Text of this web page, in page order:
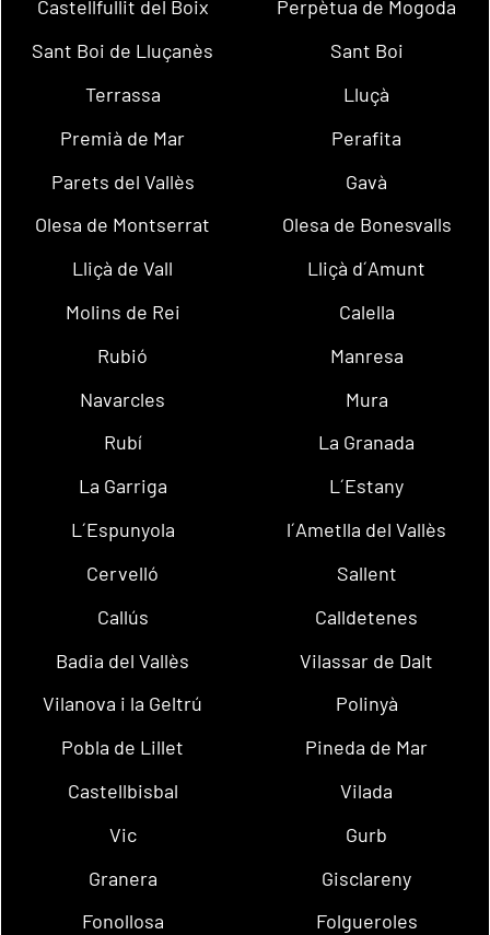
Castellfullit del Boix
Perpètua de Mogoda
Sant Boi de Lluçanès
Sant Boi
Terrassa
Lluçà
Premià de Mar
Perafita
Parets del Vallès
Gavà
Olesa de Montserrat
Olesa de Bonesvalls
Lliçà de Vall
Lliçà d´Amunt
Molins de Rei
Calella
Rubió
Manresa
Navarcles
Mura
Rubí
La Granada
La Garriga
L´Estany
L´Espunyola
l´Ametlla del Vallès
Cervelló
Sallent
Callús
Calldetenes
Badia del Vallès
Vilassar de Dalt
Vilanova i la Geltrú
Polinyà
Pobla de Lillet
Pineda de Mar
Castellbisbal
Vilada
Vic
Gurb
Granera
Gisclareny
Fonollosa
Folgueroles